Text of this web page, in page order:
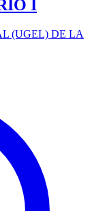
I
(UGEL) DE LA